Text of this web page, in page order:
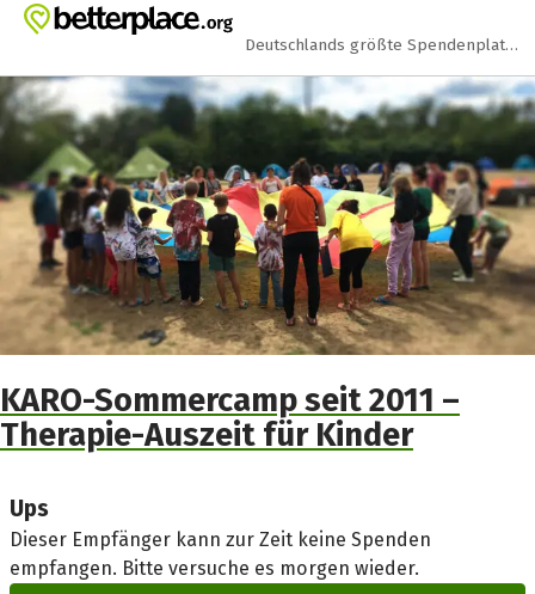
Zum Hauptinhalt springen
Erklärung zur Barrierefreiheit anzeigen
Deutschlands größte Spendenplattform
KARO-Sommercamp seit 2011 –
Therapie-Auszeit für Kinder
Ups
Dieser Empfänger kann zur Zeit keine Spenden
empfangen. Bitte versuche es morgen wieder.